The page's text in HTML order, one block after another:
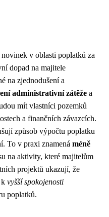
v oblasti poplatků za
dopad na majitele
na zjednodušení a
administrativní zátěže a
mít vlastníci pozemků
a finančních závazcích.
způsob výpočtu poplatku
To v praxi znamená méně
na aktivity, které majitelům
projektů ukazují, že
k vyšší spokojenosti
poplatků.